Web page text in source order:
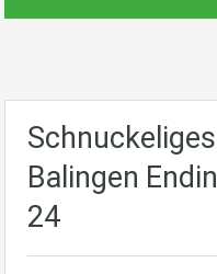
Balingen
24